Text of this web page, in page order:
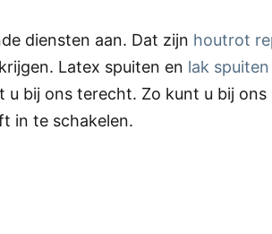
diensten aan. Dat zijn houtrot
Latex spuiten en lak spuiten
u bij ons terecht. Zo kunt u bij
in te schakelen.